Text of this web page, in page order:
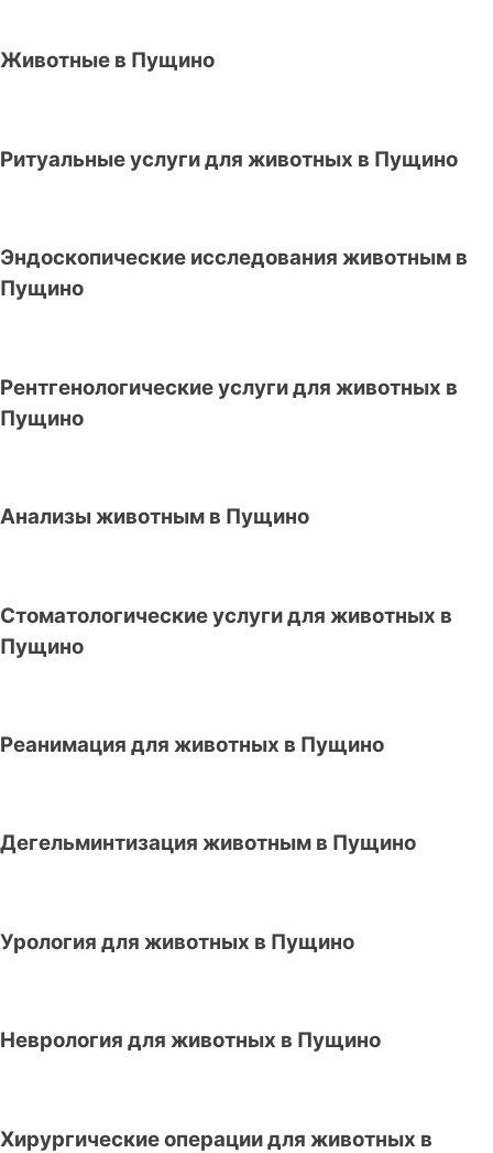
Животные в Пущино
Ритуальные услуги для животных в Пущино
Эндоскопические исследования животным в
Пущино
Рентгенологические услуги для животных в
Пущино
Анализы животным в Пущино
Стоматологические услуги для животных в
Пущино
Реанимация для животных в Пущино
Дегельминтизация животным в Пущино
Урология для животных в Пущино
Неврология для животных в Пущино
Хирургические операции для животных в